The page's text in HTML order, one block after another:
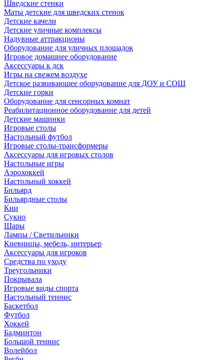
Шведские стенки
Маты детские для шведских стенок
Детские качели
Детские уличные комплексы
Надувные аттракционы
Оборудование для уличных площадок
Игровое домашнее оборудование
Аксессуары к дск
Игры на свежем воздухе
Детское развивающее оборудование для ДОУ и СОШ
Детские горки
Оборудование для сенсорных комнат
Реабилитационное оборудование для детей
Детские машинки
Игровые столы
Настольный футбол
Игровые столы-трансформеры
Аксессуары для игровых столов
Настольные игры
Аэрохоккей
Настольный хоккей
Бильярд
Бильярдные столы
Кии
Сукно
Шары
Лампы / Светильники
Киевницы, мебель, интерьер
Аксессуары для игроков
Средства по уходу
Треугольники
Покрывала
Игровые виды спорта
Настольный теннис
Баскетбол
Футбол
Хоккей
Бадминтон
Большой теннис
Волейбол